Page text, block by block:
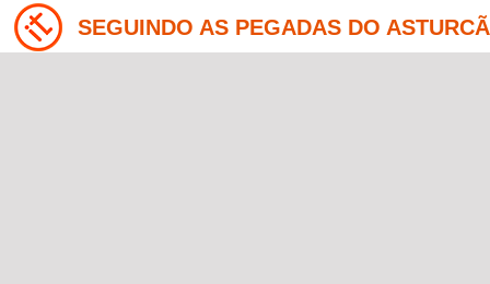
SEGUINDO AS PEGADAS DO